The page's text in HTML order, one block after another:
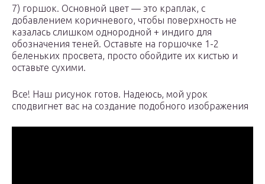
7) горшок. Основной цвет — это краплак, с
добавлением коричневого, чтобы поверхность не
казалась слишком однородной + индиго для
обозначения теней. Оставьте на горшочке 1-2
беленьких просвета, просто обойдите их кистью и
оставьте сухими.
Все! Наш рисунок готов. Надеюсь, мой урок
сподвигнет вас на создание подобного изображения